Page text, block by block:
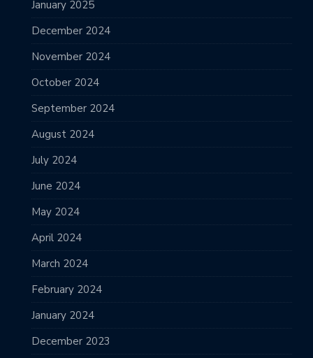
January 2025
December 2024
November 2024
October 2024
September 2024
August 2024
July 2024
June 2024
May 2024
April 2024
March 2024
February 2024
January 2024
December 2023